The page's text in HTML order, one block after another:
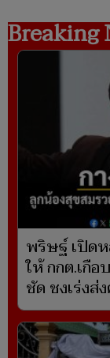
Breaking
พริษฐ์ เปิด
ให้ กกต.เกื
ชัด ชงเร่งส่